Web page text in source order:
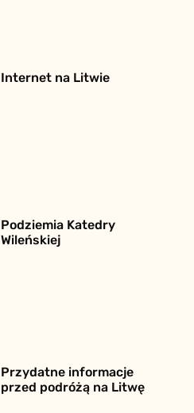
Internet na Litwie
Podziemia Katedry
Wileńskiej
Przydatne informacje
przed podróżą na Litwę